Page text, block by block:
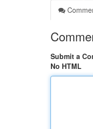
Submit a
No HTML